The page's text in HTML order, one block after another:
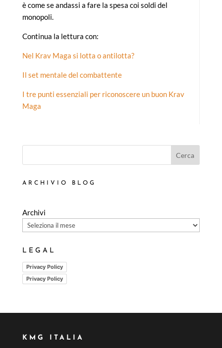
è come se andassi a fare la spesa coi soldi del
monopoli.
Continua la lettura con:
Nel Krav Maga si lotta o antilotta?
Il set mentale del combattente
I tre punti essenziali per riconoscere un buon Krav
Maga
Cerca
ARCHIVIO BLOG
Archivi
LEGAL
Privacy Policy
Privacy Policy
KMG ITALIA